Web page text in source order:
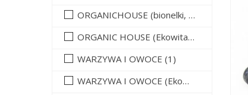
ORGANICHOUSE (bionelki, daktyle, kremy daktylowe)
ORGANIC HOUSE (Ekowital)
WARZYWA I OWOCE (1)
WARZYWA I OWOCE (Ekowital)